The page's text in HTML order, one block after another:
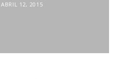
ABRIL 12, 2015